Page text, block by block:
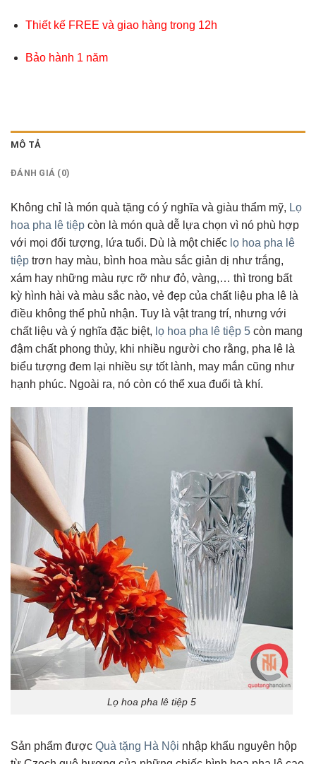
Thiết kế FREE và giao hàng trong 12h
Bảo hành 1 năm
MÔ TẢ
ĐÁNH GIÁ (0)
Không chỉ là món quà tặng có ý nghĩa và giàu thẩm mỹ, Lọ
hoa pha lê tiệp còn là món quà dễ lựa chọn vì nó phù hợp
với mọi đối tượng, lứa tuổi. Dù là một chiếc lọ hoa pha lê
tiệp trơn hay màu, bình hoa màu sắc giản dị như trắng,
xám hay những màu rực rỡ như đỏ, vàng,… thì trong bất
kỳ hình hài và màu sắc nào, vẻ đẹp của chất liệu pha lê là
điều không thể phủ nhận. Tuy là vật trang trí, nhưng với
chất liệu và ý nghĩa đặc biệt, lọ hoa pha lê tiệp 5 còn mang
đậm chất phong thủy, khi nhiều người cho rằng, pha lê là
biểu tượng đem lại nhiều sự tốt lành, may mắn cũng như
hạnh phúc. Ngoài ra, nó còn có thể xua đuổi tà khí.
Lọ hoa pha lê tiệp 5
Sản phẩm được Quà tặng Hà Nội nhập khẩu nguyên hộp